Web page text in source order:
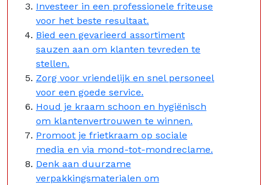
Investeer in een professionele friteuse
voor het beste resultaat.
Bied een gevarieerd assortiment
sauzen aan om klanten tevreden te
stellen.
Zorg voor vriendelijk en snel personeel
voor een goede service.
Houd je kraam schoon en hygiënisch
om klantenvertrouwen te winnen.
Promoot je frietkraam op sociale
media en via mond-tot-mondreclame.
Denk aan duurzame
verpakkingsmaterialen om